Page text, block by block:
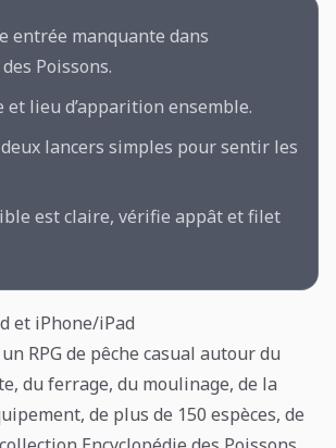
entrée manquante dans
Poissons.
et lieu d’apparition ensemble.
lancers simples pour sentir les
est claire, vérifie appât et filet
et iPhone/iPad
RPG de pêche casual autour du
du ferrage, du moulinage, de la
de plus de 150 espèces, de